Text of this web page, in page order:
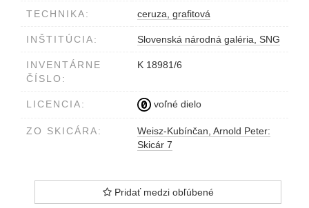
TECHNIKA: ceruza, grafitová
INŠTITÚCIA: Slovenská národná galéria, SNG
INVENTÁRNE
ČÍSLO:
K 18981/6
LICENCIA: voľné dielo
ZO SKICÁRA:
Weisz-Kubínčan, Arnold Peter:
Skicár 7
Pridať medzi obľúbené